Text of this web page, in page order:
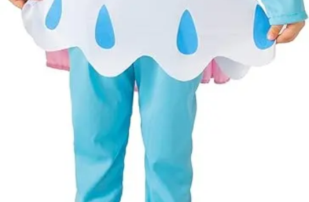
varázspálca,
seprű, szakáll,
bajusz, műanyag
korona, esernyő,
vasvilla, stb.
Amennyiben a
Ár
Darab